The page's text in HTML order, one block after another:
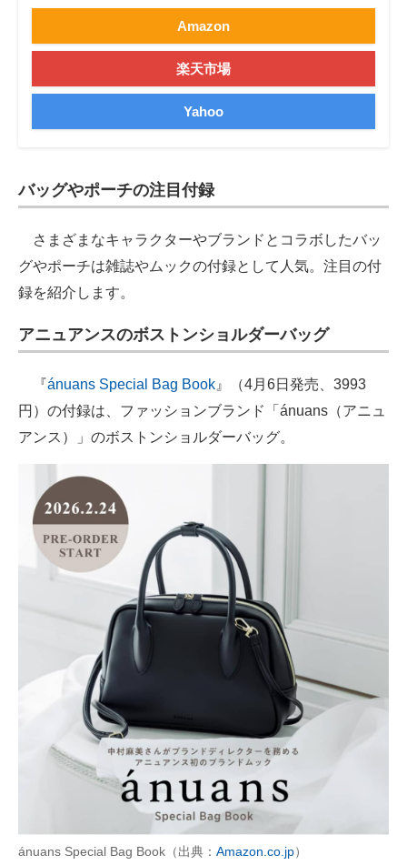
Amazon
楽天市場
Yahoo
バッグやポーチの注目付録
さまざまなキャラクターやブランドとコラボしたバッ
グやポーチは雑誌やムックの付録として人気。注目の付
録を紹介します。
アニュアンスのボストンショルダーバッグ
『ánuans Special Bag Book 』（4月6日発売、3993
円）の付録は、ファッションブランド「ánuans（アニュ
アンス）」のボストンショルダーバッグ。
ánuans Special Bag Book（出典： Amazon.co.jp）